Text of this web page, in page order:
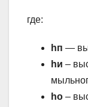
где:
hп —
hи –
hо –